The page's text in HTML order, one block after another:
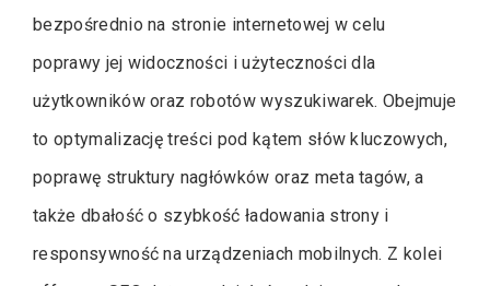
bezpośrednio na stronie internetowej w celu
poprawy jej widoczności i użyteczności dla
użytkowników oraz robotów wyszukiwarek. Obejmuje
to optymalizację treści pod kątem słów kluczowych,
poprawę struktury nagłówków oraz meta tagów, a
także dbałość o szybkość ładowania strony i
responsywność na urządzeniach mobilnych. Z kolei